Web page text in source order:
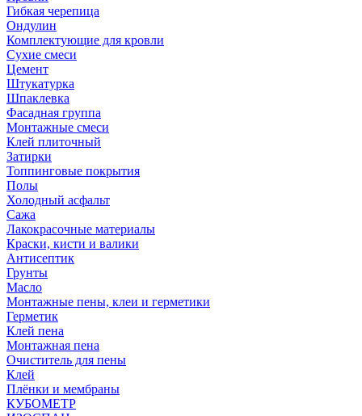
Гибкая черепица
Ондулин
Комплектующие для кровли
Сухие смеси
Цемент
Штукатурка
Шпаклевка
Фасадная группа
Монтажные смеси
Клей плиточный
Затирки
Топпинговые покрытия
Полы
Холодный асфальт
Сажа
Лакокрасочные материалы
Краски, кисти и валики
Антисептик
Грунты
Масло
Монтажные пены, клеи и герметики
Герметик
Клей пена
Монтажная пена
Очиститель для пены
Клей
Плёнки и мембраны
КУБОМЕТР